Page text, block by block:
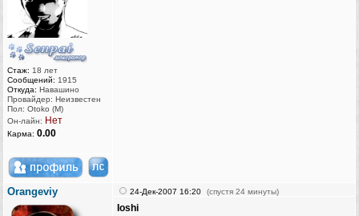
Стаж: 18 лет
Сообщений: 1915
Откуда: Навашино
Провайдер: Неизвестен
Пол: Otoko (M)
Он-лайн: Нет
Карма: 0.00
Orangeviy 24-Дек-2007 16:20 (спустя 24 минуты)
Ioshi